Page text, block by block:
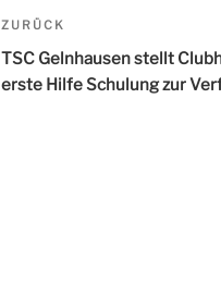
Beitrags-
Navigation
Vorheriger
Beitrag
ZURÜCK
TSC Gelnhausen stellt
erste Hilfe Schulung zur